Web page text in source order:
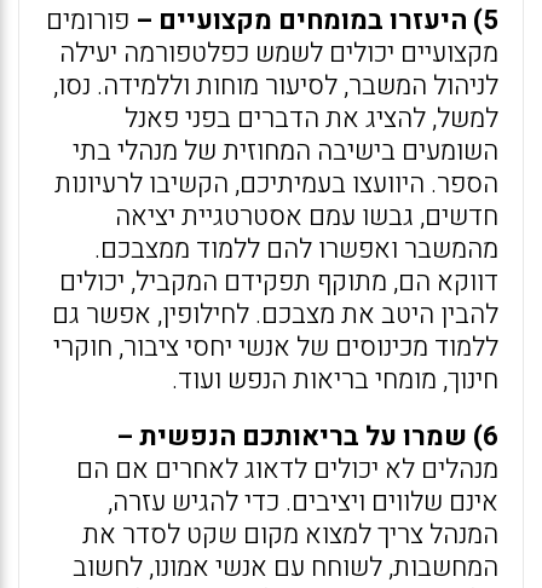
5) היעזרו במומחים מקצועיים –
פורומים
מקצועיים יכולים לשמש כפלטפורמה יעילה
לניהול המשבר, לסיעור מוחות וללמידה. נסו,
למשל, להציג את הדברים בפני פאנל
השומעים בישיבה המחוזית של מנהלי בתי
הספר. היוועצו בעמיתיכם, הקשיבו לרעיונות
חדשים, גבשו עמם אסטרטגיית יציאה
מהמשבר ואפשרו להם ללמוד ממצבכם.
דווקא הם, מתוקף תפקידם המקביל, יכולים
להבין היטב את מצבכם. לחילופין, אפשר גם
ללמוד מכינוסים של אנשי יחסי ציבור, חוקרי
חינוך, מומחי בריאות הנפש ועוד.
6) שמרו על בריאותכם הנפשית –
מנהלים לא יכולים לדאוג לאחרים אם הם
אינם שלווים ויציבים. כדי להגיש עזרה,
המנהל צריך למצוא מקום שקט לסדר את
המחשבות, לשוחח עם אנשי אמונו, לחשוב